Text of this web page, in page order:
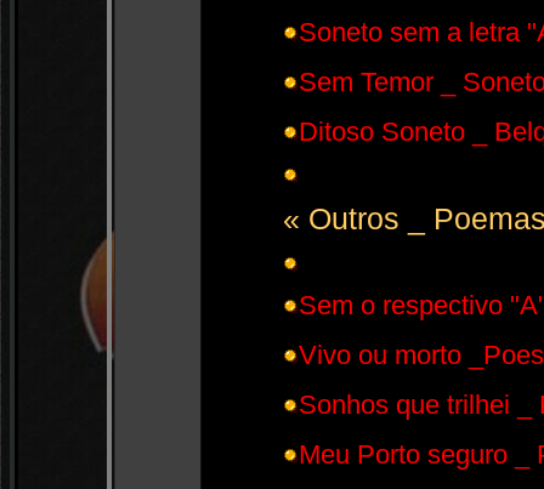
Soneto sem a letra
Sem Temor _
Ditoso Soneto _
« Outros _
Sem o respectivo
Vivo ou morto
Sonhos que trilhei _
Meu Porto seguro _